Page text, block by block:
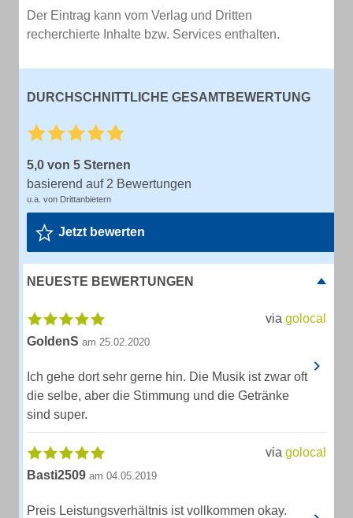
Der Eintrag kann vom Verlag und Dritten
recherchierte Inhalte bzw. Services enthalten.
DURCHSCHNITTLICHE GESAMTBEWERTUNG
5,0 von 5 Sternen
basierend auf 2 Bewertungen
u.a. von Drittanbietern
Jetzt bewerten
NEUESTE BEWERTUNGEN
via golocal
GoldenS am 25.02.2020
Ich gehe dort sehr gerne hin. Die Musik ist zwar oft
die selbe, aber die Stimmung und die Getränke
sind super.
via golocal
Basti2509 am 04.05.2019
Preis Leistungsverhältnis ist vollkommen okay.